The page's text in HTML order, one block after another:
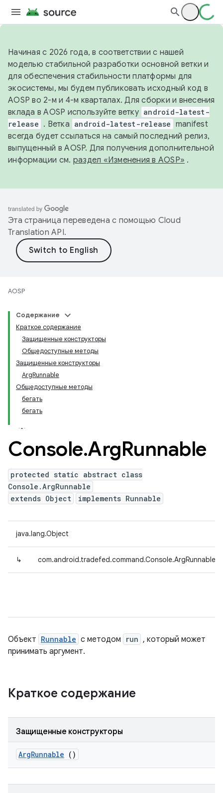
Начиная с 2026 года, в соответствии с нашей
моделью стабильной разработки основной ветки и
для обеспечения стабильности платформы для
экосистемы, мы будем публиковать исходный код в
AOSP во 2-м и 4-м кварталах. Для сборки и внесения
вклада в AOSP используйте ветку android-latest-
release . Ветка android-latest-release manifest
всегда будет ссылаться на самый последний релиз,
выпущенный в AOSP. Для получения дополнительной
информации см. раздел «Изменения в AOSP» .
Эта страница переведена с помощью Cloud
Translation API.
AOSP
Содержание
Краткое содержание
Защищенные конструкторы
Общедоступные методы
Защищенные конструкторы
ArgRunnable
Общедоступные методы
бегать
бегать
Console.ArgRunnable
protected static abstract class
Console.ArgRunnable
extends Object
implements Runnable
java.lang.Object
↳
Объект Runnable с методом run , который может
принимать аргумент.
Краткое содержание
Защищенные конструкторы
ArgRunnable ()